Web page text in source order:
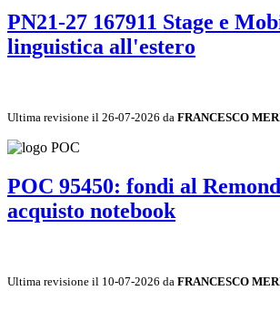
PN21-27 167911 Stage e
linguistica all'estero
Ultima revisione il 26-07-2026 da FRANCESCO
POC 95450: fondi al
acquisto notebook
Ultima revisione il 10-07-2026 da FRANCESCO